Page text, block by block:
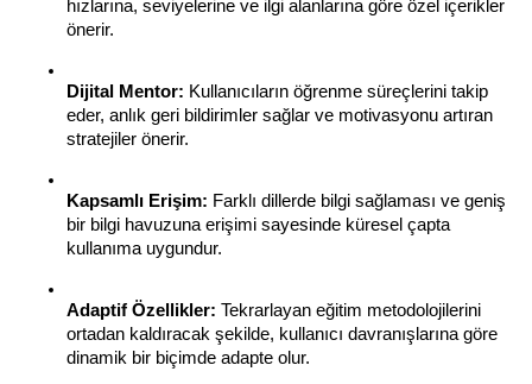
hızlarına, seviyelerine ve ilgi alanlarına göre özel içerikler
önerir.
Dijital Mentor: Kullanıcıların öğrenme süreçlerini takip
eder, anlık geri bildirimler sağlar ve motivasyonu artıran
stratejiler önerir.
Kapsamlı Erişim: Farklı dillerde bilgi sağlaması ve geniş
bir bilgi havuzuna erişimi sayesinde küresel çapta
kullanıma uygundur.
Adaptif Özellikler: Tekrarlayan eğitim metodolojilerini
ortadan kaldıracak şekilde, kullanıcı davranışlarına göre
dinamik bir biçimde adapte olur.